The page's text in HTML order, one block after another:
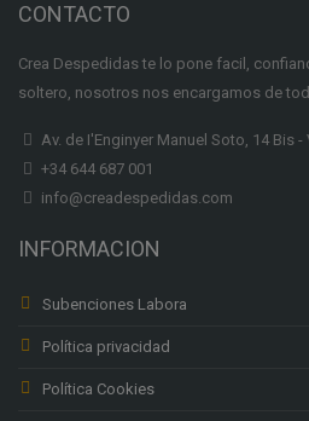
CONTACTO
Crea Despedidas te lo pone facil,
soltero, nosotros nos encargamos de
Av. de I'Enginyer Manuel Soto, 14 Bis -
+34 644 687 001
info@creadespedidas.com
INFORMACION
Subenciones Labora
Política privacidad
Política Cookies